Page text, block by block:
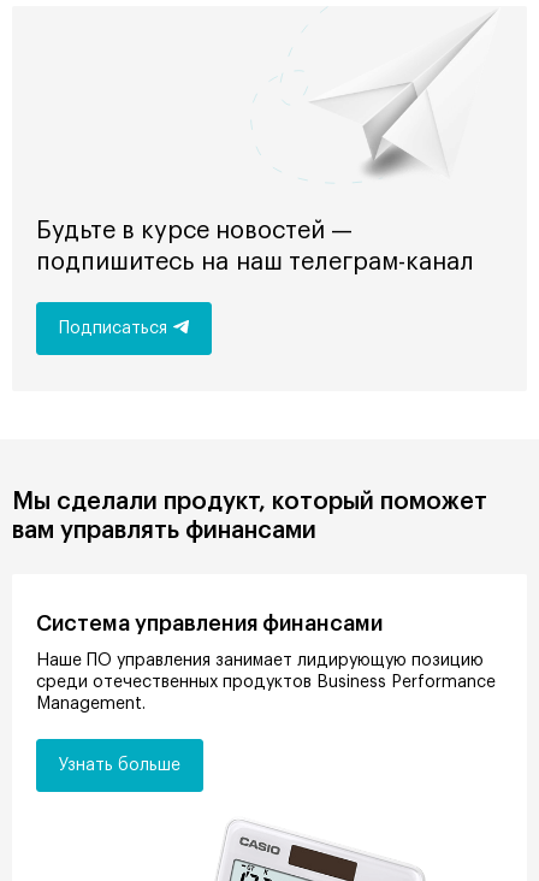
Будьте в курсе новостей —
подпишитесь на наш телеграм-канал
Подписаться
Мы сделали продукт, который поможет
вам управлять финансами
Система управления финансами
Наше ПО управления занимает лидирующую позицию
среди отечественных продуктов Business Performance
Management.
Узнать больше